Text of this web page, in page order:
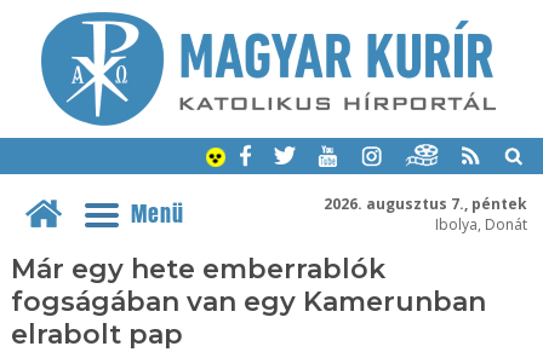
2026. augusztus 7., péntek
Ibolya, Donát
Menü
Már egy hete emberrablók
fogságában van egy Kamerunban
elrabolt pap